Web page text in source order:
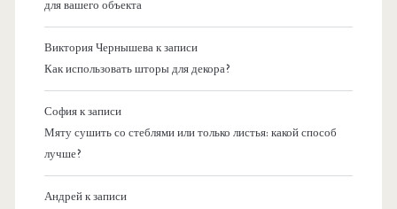
для вашего объекта
Виктория Чернышевак записи
Как использовать шторы для декора?
Софияк записи
Мяту сушить со стеблями или только листья: какой способ
лучше?
Андрейк записи